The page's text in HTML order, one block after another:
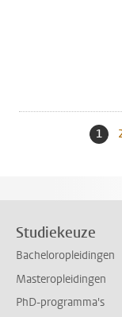
1
Studiekeuze
Bacheloropleidingen
Masteropleidingen
PhD-programma's